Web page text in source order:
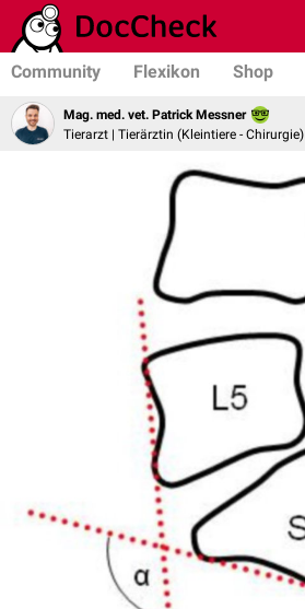
Community Flexikon Shop
Mag. med. vet. Patrick Messner
Tierarzt | Tierärztin (Kleintiere - Chirurgie)